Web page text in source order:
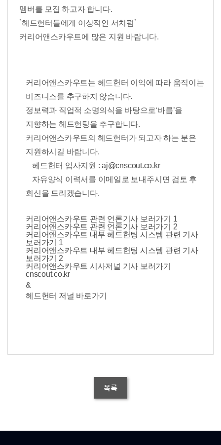
멤버를 모집 하고자 합니다.
`헤드헌터들에게 이상적인 서치펌`
커리어앤스카우트에 많은 지원 바랍니다.
커리어앤스카우트는 헤드헌터 이익에 따라 움직이는
비즈니스를 추구하지 않습니다.
정보력과 직업적 소명의식을 바탕으로‘바름’을
지향하는 헤드헌팅을 추구합니다.
커리어앤스카우트의 헤드헌터가 되고자 하는 분은
지원하시길 바랍니다.
헤드헌터 입사지원 :aj@cnscout.co.kr
자유양식 이력서를 이메일로 보내주시면 검토 후
회신을 드리겠습니다.
커리어앤스카우트 관련 언론기사 보러가기 1
커리어앤스카우트 관련 언론기사 보러가기 2
커리어앤스카우트 내부 헤드헌팅 시스템 관련 기사
보러가기 1
커리어앤스카우트 내부 헤드헌팅 시스템 관련 기사
보러가기 2
커리어앤스카우트 시사저널 기사 보러가기
cnscout.co.kr
&
헤드헌터 저널 바로가기
목록